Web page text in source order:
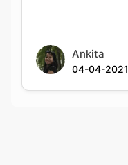
Ankita
04-04-2021